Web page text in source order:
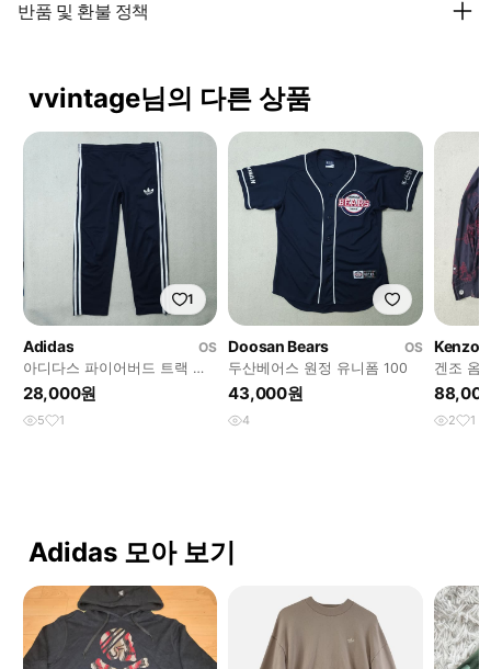
반품 및 환불 정책
vvintage님의 다른 상품
1
Adidas
OS
아디다스 파이어버드 트랙 팬
츠 95 네이비
28,000원
5 1
Doosan Bears
OS
두산베어스 원정 유니폼 100
43,000원
4
Kenzo
겐조 옴
2 1
Adidas 모아 보기